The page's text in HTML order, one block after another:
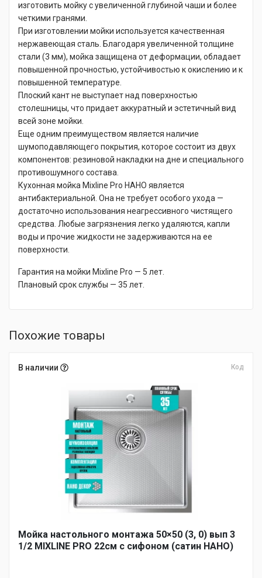
изготовить мойку с увеличенной глубиной чаши и более
четкими гранями.
При изготовлении мойки используется качественная
нержавеющая сталь. Благодаря увеличенной толщине
стали (3 мм), мойка защищена от деформации, обладает
повышенной прочностью, устойчивостью к окислению и к
повышенной температуре.
Плоский кант не выступает над поверхностью
столешницы, что придает аккуратный и эстетичный вид
всей зоне мойки.
Еще одним преимуществом является наличие
шумоподавляющего покрытия, которое состоит из двух
компонентов: резиновой накладки на дне и специального
противошумного состава.
Кухонная мойка Mixline Pro НАНО является
антибактериальной. Она не требует особого ухода —
достаточно использования неагрессивного чистящего
средства. Любые загрязнения легко удаляются, капли
воды и прочие жидкости не задерживаются на ее
поверхности.
Гарантия на мойки Mixline Pro — 5 лет.
Плановый срок службы — 35 лет.
Похожие товары
В наличии Код
Мойка настольного монтажа 50×50 (3, 0) вып 3
1/2 MIXLINE PRO 22см с сифоном (сатин НАНО)